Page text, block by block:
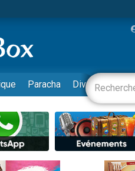
Orphelins
appartement insalubre
Yohan
Paracha